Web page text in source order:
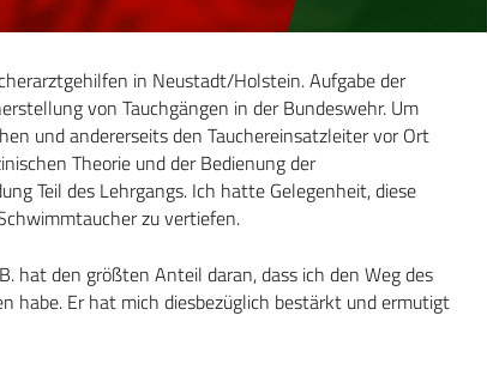
in Neustadt/Holstein. Aufgabe der
von Tauchgängen in der Bundeswehr. Um
und andererseits den Tauchereinsatzleiter vor Ort
Theorie und der Bedienung der
Teil des Lehrgangs. Ich hatte Gelegenheit, diese
zu vertiefen.
hat den größten Anteil daran, dass ich den Weg des
habe. Er hat mich diesbezüglich bestärkt und ermutigt